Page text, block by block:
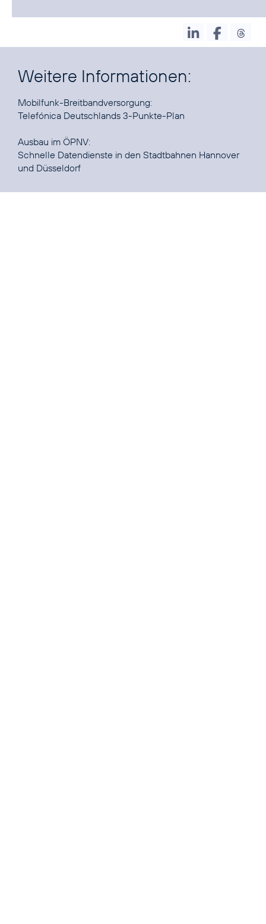
Weitere Informationen:
Telefónica Deutschlands 3-Punkte-Plan
Schnelle Datendienste in den Stadtbahnen Hannover
und Düsseldorf